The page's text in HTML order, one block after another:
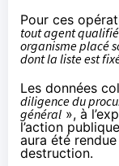
Pour ces
tout agent qualifié
organisme placé
dont la liste est
Les données
diligence du
général », à
l’action
aura été
destruction.